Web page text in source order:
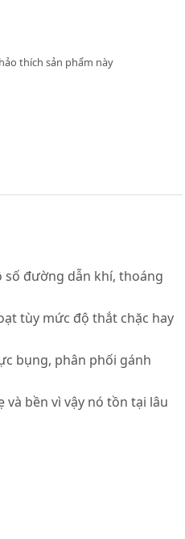
thích sản phẩm này
số đường dẫn khí, thoáng
tùy mức độ thắt chặc hay
bụng, phân phối gánh
bền vì vậy nó tồn tại lâu